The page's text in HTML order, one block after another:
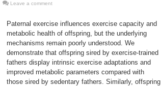
Leave a comment
Paternal exercise influences exercise capacity and
metabolic health of offspring, but the underlying
mechanisms remain poorly understood. We
demonstrate that offspring sired by exercise-trained
fathers display intrinsic exercise adaptations and
improved metabolic parameters compared with
those sired by sedentary fathers. Similarly, offspring